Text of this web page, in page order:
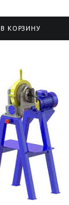
В КОРЗИНУ